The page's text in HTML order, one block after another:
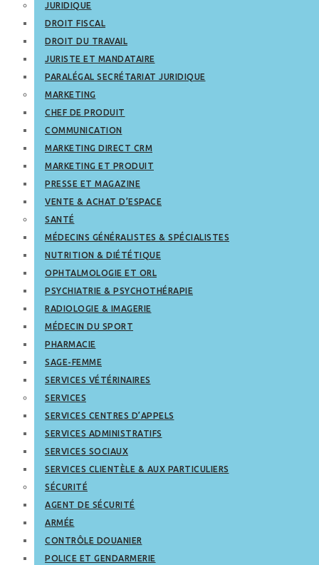
JURIDIQUE
DROIT FISCAL
DROIT DU TRAVAIL
JURISTE ET MANDATAIRE
PARALÉGAL SECRÉTARIAT JURIDIQUE
MARKETING
CHEF DE PRODUIT
COMMUNICATION
MARKETING DIRECT CRM
MARKETING ET PRODUIT
PRESSE ET MAGAZINE
VENTE & ACHAT D’ESPACE
SANTÉ
MÉDECINS GÉNÉRALISTES & SPÉCIALISTES
NUTRITION & DIÉTÉTIQUE
OPHTALMOLOGIE ET ORL
PSYCHIATRIE & PSYCHOTHÉRAPIE
RADIOLOGIE & IMAGERIE
MÉDECIN DU SPORT
PHARMACIE
SAGE-FEMME
SERVICES VÉTÉRINAIRES
SERVICES
SERVICES CENTRES D’APPELS
SERVICES ADMINISTRATIFS
SERVICES SOCIAUX
SERVICES CLIENTÈLE & AUX PARTICULIERS
SÉCURITÉ
AGENT DE SÉCURITÉ
ARMÉE
CONTRÔLE DOUANIER
POLICE ET GENDARMERIE